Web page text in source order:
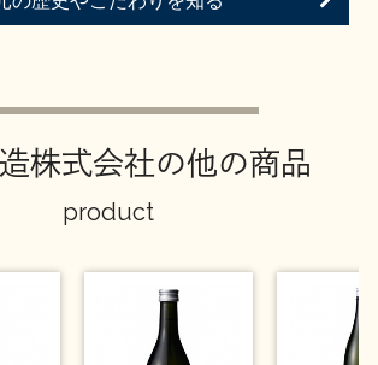
株式会社の他の商品
product